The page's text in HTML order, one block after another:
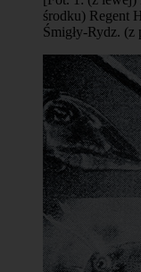
środku) Regent
Śmigły-Rydz. (z